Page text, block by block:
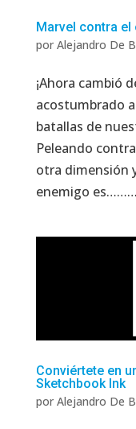
Marvel contra el
por Alejandro De
¡Ahora cambió
acostumbrado
batallas de
Peleando
otra dimensión
enemigo
Conviértete en
Sketchbook Ink
por Alejandro De